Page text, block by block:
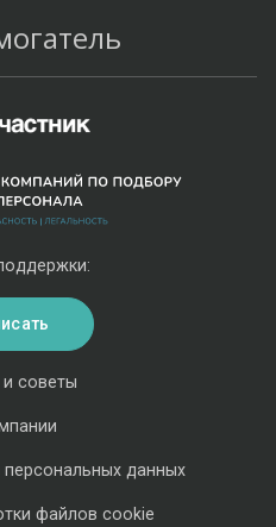
и советы
персональных данных
файлов cookie